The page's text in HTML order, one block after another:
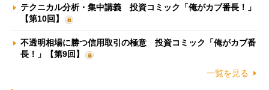
テクニカル分析・集中講義 投資コミック「俺がカブ番長！」
【第10回】
不透明相場に勝つ信用取引の極意 投資コミック「俺がカブ番
長！」【第9回】
一覧を見る